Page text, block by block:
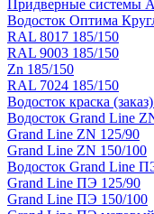
Придверные системы
Водосток Оптима
RAL 8017 185/150
RAL 9003 185/150
Zn 185/150
RAL 7024 185/150
Водосток краска
Водосток Grand Line
Grand Line ZN 125/90
Grand Line ZN 150/100
Водосток Grand Line
Grand Line ПЭ 125/90
Grand Line ПЭ 150/100